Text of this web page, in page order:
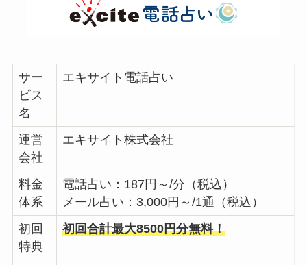
サー
ビス
名
エキサイト電話占い
運営
会社
エキサイト株式会社
料金
体系
電話占い：187円～/分（税込）
メール占い：3,000円～/1通（税込）
初回
特典
初回合計最大8500円分無料！